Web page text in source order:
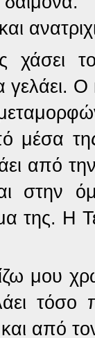
χάσει
Ο
μέσα
από
στην
της. Η
μου
και από